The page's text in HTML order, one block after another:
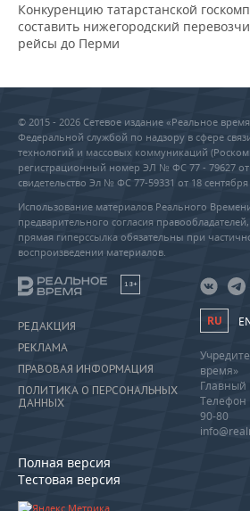
Конкуренцию татарстанской
составить нижегородский
рейсы до Перми
© 2015 - 2026 Сетевое издание «Реальное
Федеральной службой по надзору в сфере
технологий и массовых коммуникаций
регистрационный номер ЭЛ № ФС 77 - 79627 от
свидетельство Эл № ФС 77-59331 от 18 сентября
Использование материалов Реального
предварительного согласия
прямая гиперссылка обязательны при
воспроизведении материалов.
18+
РЕДАКЦИЯ
РЕКЛАМА
ПРАВОВАЯ ИНФОРМАЦИЯ
ПОЛИТИКА О ПЕРСОНАЛЬНЫХ
ДАННЫХ
Полная версия
Тестовая версия
RU
время»
Главный
Телефон
90-80